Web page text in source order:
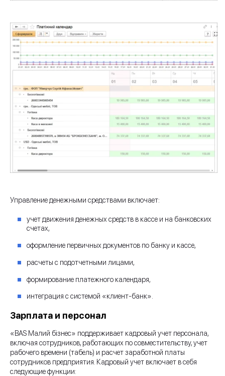
Управление денежными средствами включает:
учет движения денежных средств в кассе и на банковских
счетах,
оформление первичных документов по банку и кассе,
расчеты с подотчетными лицами,
формирование платежного календаря,
интеграция с системой «клиент-банк».
Зарплата и персонал
«BAS Малий бізнес» поддерживает кадровый учет персонала,
включая сотрудников, работающих по совместительству, учет
рабочего времени (табель) и расчет заработной платы
сотрудников предприятия. Кадровый учет включает в себя
следующие функции: